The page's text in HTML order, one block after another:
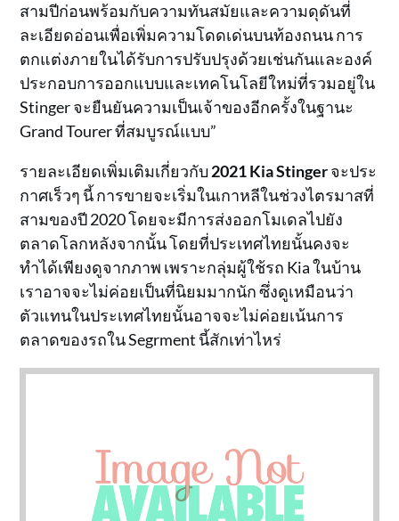
สามปีก่อนพร้อมกับความทันสมัยและความดุดันที่
ละเอียดอ่อนเพื่อเพิ่มความโดดเด่นบนท้องถนน การ
ตกแต่งภายในได้รับการปรับปรุงด้วยเช่นกันและองค์
ประกอบการออกแบบและเทคโนโลยีใหม่ที่รวมอยู่ใน
Stinger จะยืนยันความเป็นเจ้าของอีกครั้งในฐานะ
Grand Tourer ที่สมบูรณ์แบบ”
รายละเอียดเพิ่มเติมเกี่ยวกับ2021 Kia Stingerจะประ
กาศเร็วๆ นี้ การขายจะเริ่มในเกาหลีในช่วงไตรมาสที่
สามของปี 2020 โดยจะมีการส่งออกโมเดลไปยัง
ตลาดโลกหลังจากนั้น โดยที่ประเทศไทยนั้นคงจะ
ทำได้เพียงดูจากภาพ เพราะกลุ่มผู้ใช้รถ Kia ในบ้าน
เราอาจจะไม่ค่อยเป็นที่นิยมมากนัก ซึ่งดูเหมือนว่า
ตัวแทนในประเทศไทยนั้นอาจจะไม่ค่อยเน้นการ
ตลาดของรถใน Segrment นี้สักเท่าไหร่